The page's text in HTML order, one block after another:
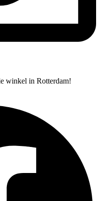
winkel in Rotterdam!